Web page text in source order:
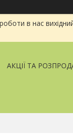
в нас
АКЦІЇ ТА